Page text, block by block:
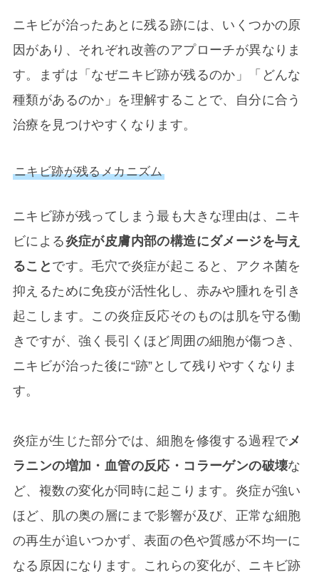
ニキビが治ったあとに残る跡には、いくつかの原
因があり、それぞれ改善のアプローチが異なりま
す。まずは「なぜニキビ跡が残るのか」「どんな
種類があるのか」を理解することで、自分に合う
治療を見つけやすくなります。
ニキビ跡が残るメカニズム
ニキビ跡が残ってしまう最も大きな理由は、ニキ
ビによる炎症が皮膚内部の構造にダメージを与え
ること です。毛穴で炎症が起こると、アクネ菌を
抑えるために免疫が活性化し、赤みや腫れを引き
起こします。この炎症反応そのものは肌を守る働
きですが、強く長引くほど周囲の細胞が傷つき、
ニキビが治った後に“跡”として残りやすくなりま
す。
炎症が生じた部分では、細胞を修復する過程でメ
ラニンの増加・血管の反応・コラーゲンの破壊な
ど、複数の変化が同時に起こります。炎症が強い
ほど、肌の奥の層にまで影響が及び、正常な細胞
の再生が追いつかず、表面の色や質感が不均一に
なる原因になります。これらの変化が、ニキビ跡